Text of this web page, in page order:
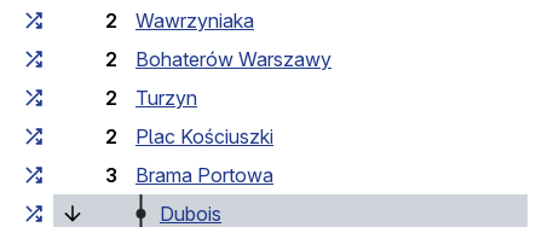
2
Wawrzyniaka
2
Bohaterów Warszawy
2
Turzyn
2
Plac Kościuszki
3
Brama Portowa
Dubois